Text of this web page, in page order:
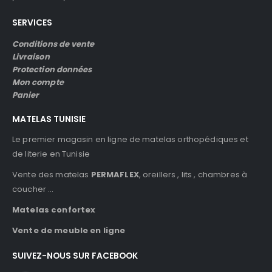
SERVICES
Conditions de vente
Livraison
Protection données
Mon compte
Panier
MATELAS TUNISIE
Le premier magasin en ligne de matelas orthopédiques et
de literie en Tunisie
Vente des matelas PERMAFLEX, oreillers , lits , chambres à
coucher …
Matelas confortex
Vente de meuble en ligne
SUIVEZ-NOUS SUR FACEBOOK